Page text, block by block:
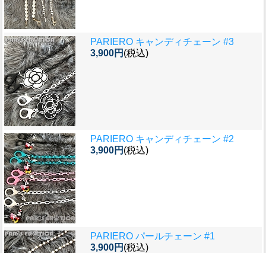
PARIERO キャンディチェーン #3
3,900円 (税込)
PARIERO キャンディチェーン #2
3,900円 (税込)
PARIERO パールチェーン #1
3,900円 (税込)